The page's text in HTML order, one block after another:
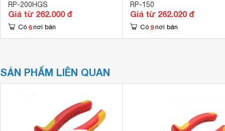
RP-200HGS
Giá từ 262.000 đ
Có 6 nơi bán
RP-150
Giá từ 262.020 đ
Có 9 nơi bán
SẢN PHẨM LIÊN QUAN